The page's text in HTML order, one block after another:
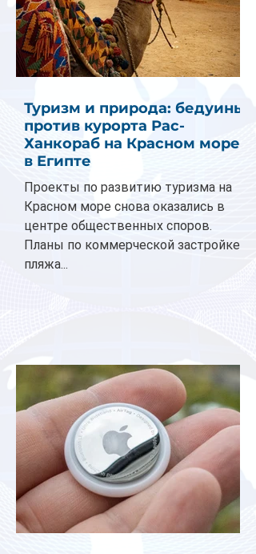
Туризм и природа: бедуины
против курорта Рас-
Ханкораб на Красном море
в Египте
Проекты по развитию туризма на
Красном море снова оказались в
центре общественных споров.
Планы по коммерческой застройке
пляжа...